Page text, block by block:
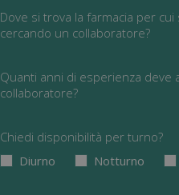
Dove si trova la farmacia per cui
cercando un collaboratore?
Quanti anni di esperienza deve
collaboratore?
Chiedi disponibilità per turno?
Diurno
Notturno